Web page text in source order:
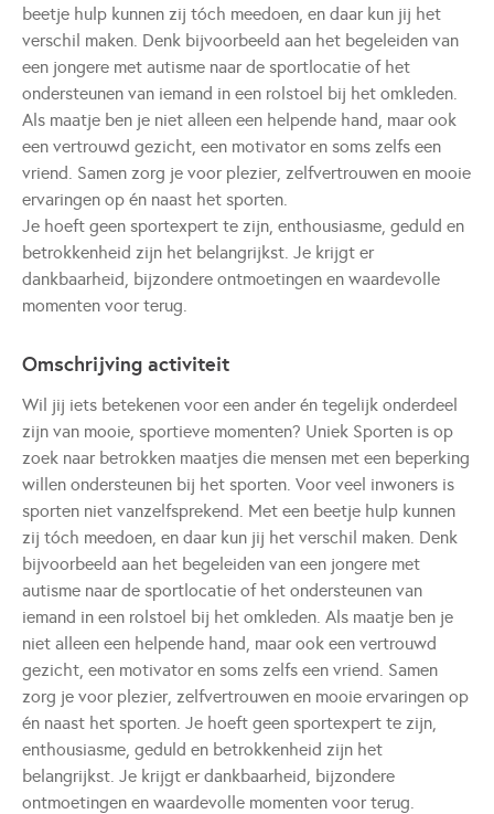
beetje hulp kunnen zij tóch meedoen, en daar kun jij het
verschil maken. Denk bijvoorbeeld aan het begeleiden van
een jongere met autisme naar de sportlocatie of het
ondersteunen van iemand in een rolstoel bij het omkleden.
Als maatje ben je niet alleen een helpende hand, maar ook
een vertrouwd gezicht, een motivator en soms zelfs een
vriend. Samen zorg je voor plezier, zelfvertrouwen en mooie
ervaringen op én naast het sporten.
Je hoeft geen sportexpert te zijn, enthousiasme, geduld en
betrokkenheid zijn het belangrijkst. Je krijgt er
dankbaarheid, bijzondere ontmoetingen en waardevolle
momenten voor terug.
Omschrijving activiteit
Wil jij iets betekenen voor een ander én tegelijk onderdeel
zijn van mooie, sportieve momenten? Uniek Sporten is op
zoek naar betrokken maatjes die mensen met een beperking
willen ondersteunen bij het sporten. Voor veel inwoners is
sporten niet vanzelfsprekend. Met een beetje hulp kunnen
zij tóch meedoen, en daar kun jij het verschil maken. Denk
bijvoorbeeld aan het begeleiden van een jongere met
autisme naar de sportlocatie of het ondersteunen van
iemand in een rolstoel bij het omkleden. Als maatje ben je
niet alleen een helpende hand, maar ook een vertrouwd
gezicht, een motivator en soms zelfs een vriend. Samen
zorg je voor plezier, zelfvertrouwen en mooie ervaringen op
én naast het sporten. Je hoeft geen sportexpert te zijn,
enthousiasme, geduld en betrokkenheid zijn het
belangrijkst. Je krijgt er dankbaarheid, bijzondere
ontmoetingen en waardevolle momenten voor terug.